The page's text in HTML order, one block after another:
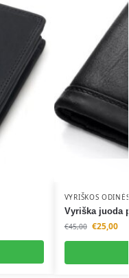
VYRIŠKOS
Vyriška juoda
€45,00 €25,00